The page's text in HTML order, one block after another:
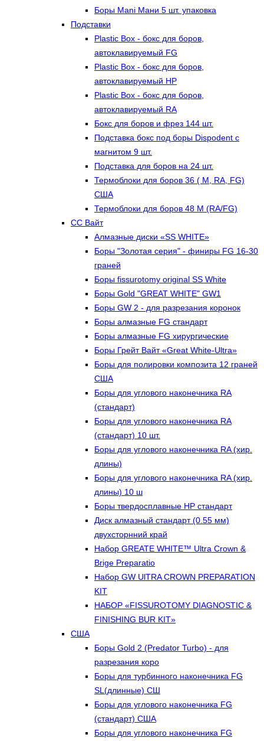
Боры Mani Мани 5 шт. упаковка
Подставки
Plastic Box - бокс для боров,
автоклавируемый FG
Plastic Box - бокс для боров,
автоклавируемый HP
Plastic Box - бокс для боров,
автоклавируемый RA
Бокс для боров и фрез 144 шт.
Подставка бокс под боры Dispodent с
магнитом 9 шт.
Подставка для боров на 24 шт.
Термоблоки для боров 36 ( М, RA, FG)
США
Термоблоки для боров 48 М (RA/FG)
СС Вайт
Алмазные диски «SS WHITE»
Боры "Золотая серия" - финиры FG 16-30
граней
Боры fissurotomy original SS White
Боры Gold "GREAT WHITE" GW1
Боры GW 2 - для разрезания коронок
Боры алмазные FG стандарт
Боры алмазные FG хирургические
Боры Грейт Вайт «Great White-Ultra»
Боры для полировки композита 12 граней
США
Боры для углового наконечника RA
(стандарт)
Боры для углового наконечника RA
(стандарт) 10 шт.
Боры для углового наконечника RA (хир.
длины)
Боры для углового наконечника RA (хир.
длины) 10 ш
Боры твердосплавные НР стандарт
Диск алмазный стандарт (0.55 мм)
двухсторнний край
Набор GREATE WHITE™ Ultra Crown &
Brige Preparatio
Набор GW UlTRA CROWN PREPARATION
KIT
НАБОР «FISSUROTOMY DIAGNOSTIC &
FINISHING BUR KIT»
США
Боры Gold 2 (Predator Turbo) - для
разрезания коро
Боры для турбинного наконечника FG
SL(длинные) CШ
Боры для углового наконечника FG
(стандарт) США
Боры для углового наконечника FG